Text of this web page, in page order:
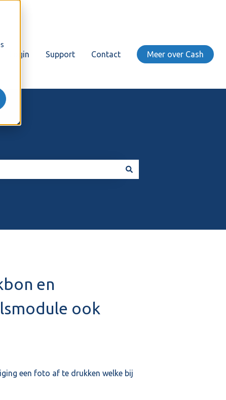
Login Support Contact Meer over Cash
en
ook
een foto af te drukken welke bij